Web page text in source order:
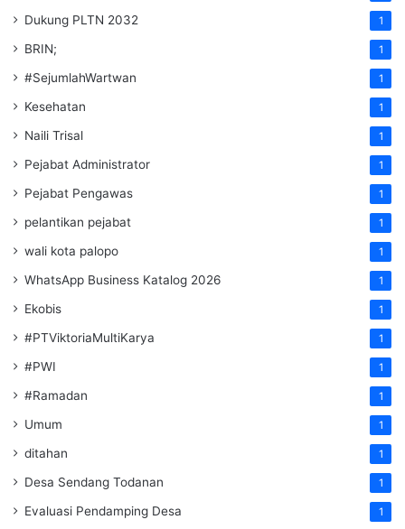
Dukung PLTN 2032 1
BRIN; 1
#SejumlahWartwan 1
Kesehatan 1
Naili Trisal 1
Pejabat Administrator 1
Pejabat Pengawas 1
pelantikan pejabat 1
wali kota palopo 1
WhatsApp Business Katalog 2026 1
Ekobis 1
#PTViktoriaMultiKarya 1
#PWI 1
#Ramadan 1
Umum 1
ditahan 1
Desa Sendang Todanan 1
Evaluasi Pendamping Desa 1